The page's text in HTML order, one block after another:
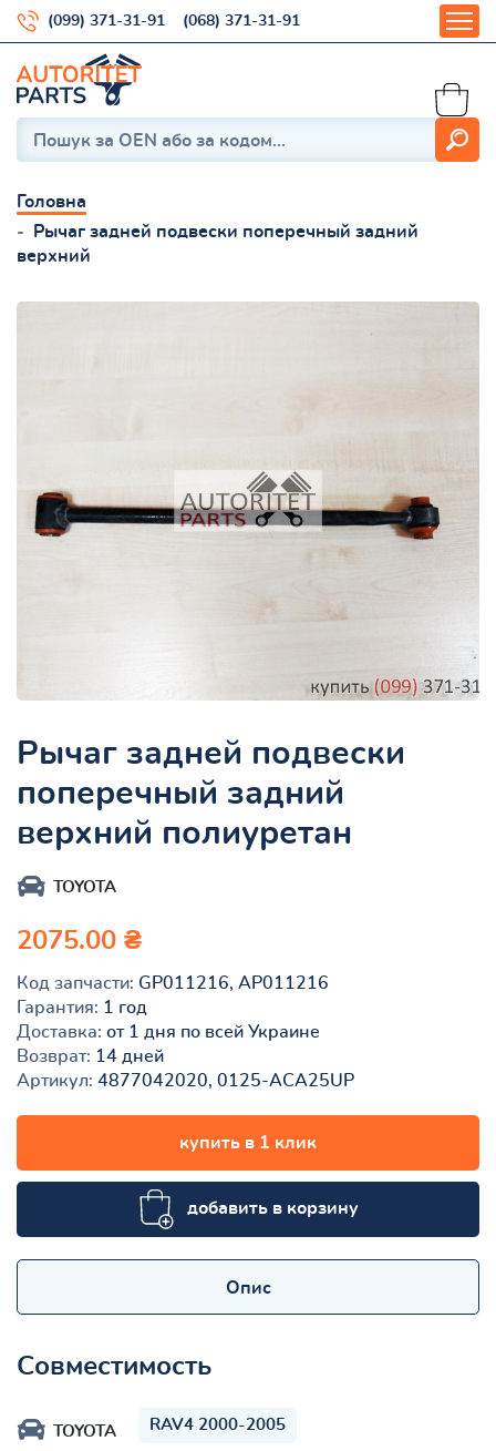
(099) 371-31-91 (068) 371-31-91
Головна
Рычаг задней подвески поперечный задний
верхний
Рычаг задней подвески
поперечный задний
верхний полиуретан
TOYOTA
2075.00 ₴
Код запчасти: GP011216, AP011216
Гарантия: 1 год
Доставка: от 1 дня по всей Украине
Возврат: 14 дней
Артикул: 4877042020, 0125-ACA25UP
купить в 1 клик
добавить в корзину
Опис
Совместимость
TOYOTA RAV4 2000-2005